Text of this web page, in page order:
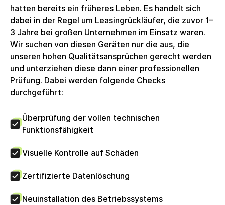
gegenüber dem Kauf eines Neugerätes. Das Produkt
kann minimale Gebrauchsspuren aufweisen (z.B.
leichte Kratzer), die jedoch in keinem Fall die
Funktion stören.
hatten bereits ein früheres Leben. Es handelt sich
dabei in der Regel um Leasingrückläufer, die zuvor 1–
3 Jahre bei großen Unternehmen im Einsatz waren.
Wir suchen von diesen Geräten nur die aus, die
unseren hohen Qualitätsansprüchen gerecht werden
und unterziehen diese dann einer professionellen
Prüfung. Dabei werden folgende Checks
durchgeführt:
Überprüfung der vollen technischen
Funktionsfähigkeit
Visuelle Kontrolle auf Schäden
Zertifizierte Datenlöschung
Neuinstallation des Betriebssystems